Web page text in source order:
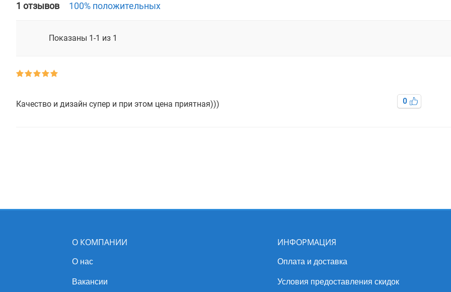
1 отзывов 100% положительных
Показаны 1-1 из 1
Качество и дизайн супер и при этом цена приятная))) 0
О КОМПАНИИ
О нас
Вакансии
ИНФОРМАЦИЯ
Оплата и доставка
Условия предоставления скидок